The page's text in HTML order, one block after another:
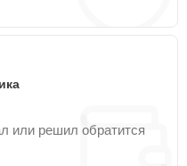
или решил обратится